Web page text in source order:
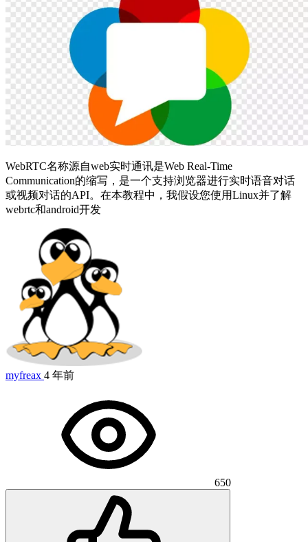
WebRTC名称源自web实时通讯是Web Real-Time
Communication的缩写，是一个支持浏览器进行实时语音对话
或视频对话的API。在本教程中，我假设您使用Linux并了解
webrtc和android开发
myfreax 4 年前
650